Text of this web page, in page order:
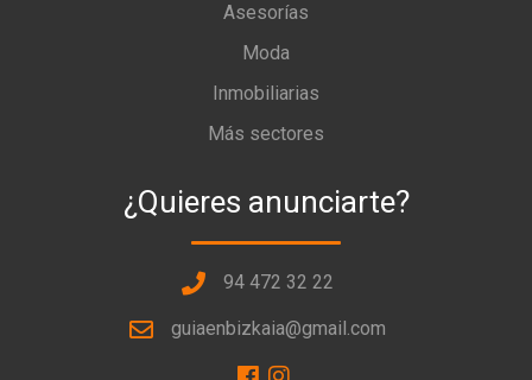
Asesorías
Moda
Inmobiliarias
Más sectores
¿Quieres anunciarte?
94 472 32 22
guiaenbizkaia@gmail.com